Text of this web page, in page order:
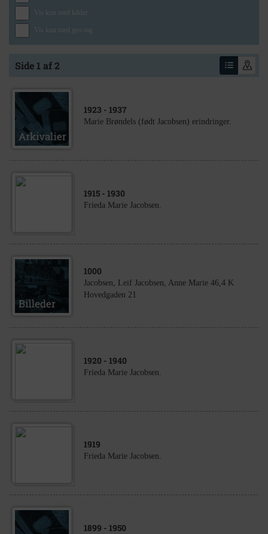
Vis kun med kilder
Vis kun med geo-tag
Side 1 af 2
1923 - 1937
Marie Brøndels (født Jacobsen) erindringer.
1915 - 1930
Frieda Marie Jacobsen.
1000
Jacobsen, Leif Jacobsen, Anne Marie 46,4 K
Hovedgaden 21
1920 - 1940
Frieda Marie Jacobsen.
1919
Frieda Marie Jacobsen.
1899 - 1950